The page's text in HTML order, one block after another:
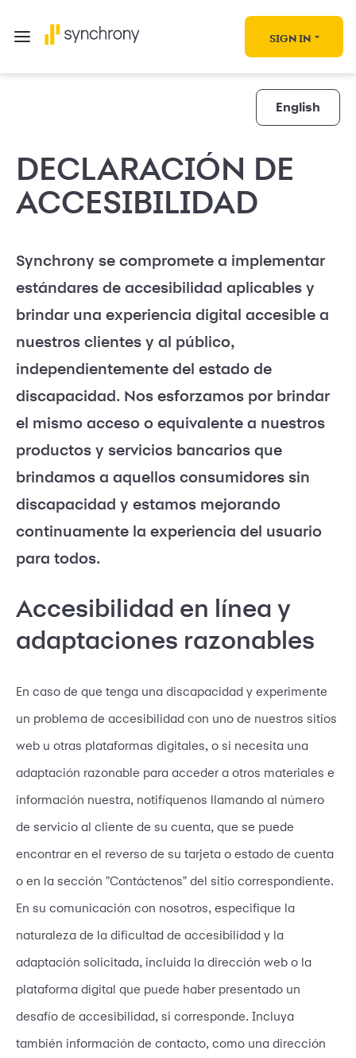
SIGN IN
English
DECLARACIÓN DE
ACCESIBILIDAD
Synchrony se compromete a implementar
estándares de accesibilidad aplicables y
brindar una experiencia digital accesible a
nuestros clientes y al público,
independientemente del estado de
discapacidad. Nos esforzamos por brindar
el mismo acceso o equivalente a nuestros
productos y servicios bancarios que
brindamos a aquellos consumidores sin
discapacidad y estamos mejorando
continuamente la experiencia del usuario
para todos.
Accesibilidad en línea y
adaptaciones razonables
En caso de que tenga una discapacidad y experimente
un problema de accesibilidad con uno de nuestros sitios
web u otras plataformas digitales, o si necesita una
adaptación razonable para acceder a otros materiales e
información nuestra, notifíquenos llamando al número
de servicio al cliente de su cuenta, que se puede
encontrar en el reverso de su tarjeta o estado de cuenta
o en la sección "Contáctenos" del sitio correspondiente.
En su comunicación con nosotros, especifique la
naturaleza de la dificultad de accesibilidad y la
adaptación solicitada, incluida la dirección web o la
plataforma digital que puede haber presentado un
desafío de accesibilidad, si corresponde. Incluya
también información de contacto, como una dirección